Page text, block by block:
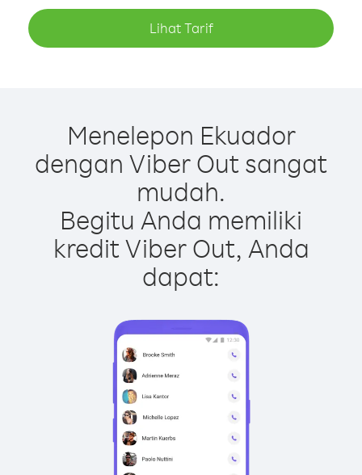
Lihat Tarif
Menelepon Ekuador
dengan Viber Out sangat
mudah.
Begitu Anda memiliki
kredit Viber Out, Anda
dapat: